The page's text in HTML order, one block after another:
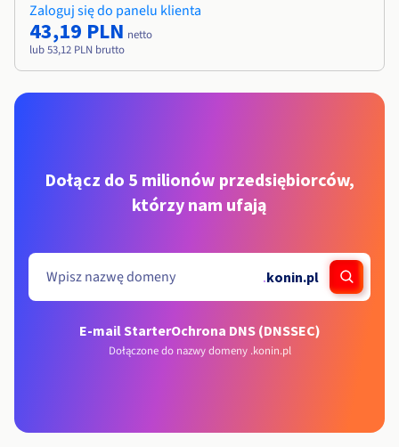
Zaloguj się do panelu klienta
43,19 PLN netto
lub 53,12 PLN brutto
Dołącz do 5 milionów przedsiębiorców,
którzy nam ufają
.konin.pl
E-mail StarterOchrona DNS (DNSSEC)
Dołączone do nazwy domeny .konin.pl